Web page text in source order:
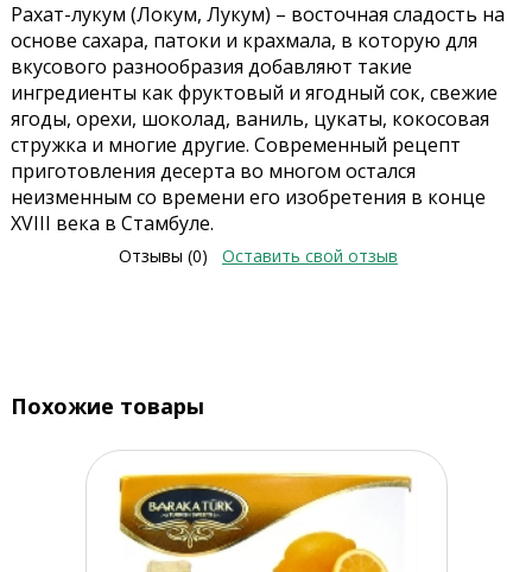
Рахат-лукум (Локум, Лукум) – восточная сладость на
основе сахара, патоки и крахмала, в которую для
вкусового разнообразия добавляют такие
ингредиенты как фруктовый и ягодный сок, свежие
ягоды, орехи, шоколад, ваниль, цукаты, кокосовая
стружка и многие другие. Современный рецепт
приготовления десерта во многом остался
неизменным со времени его изобретения в конце
XVIII века в Стамбуле.
Отзывы (0) Оставить свой отзыв
Похожие товары